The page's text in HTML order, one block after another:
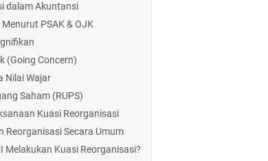
dalam Akuntansi
PSAK & OJK
(Going Concern)
Nilai Wajar
Saham (RUPS)
Kuasi Reorganisasi
Reorganisasi Secara Umum
Melakukan Kuasi Reorganisasi?